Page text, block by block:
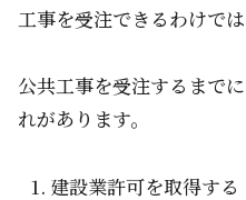
工事を受注できるわけでは
公共工事を受注するまで
れがあります。
建設業許可を取得する